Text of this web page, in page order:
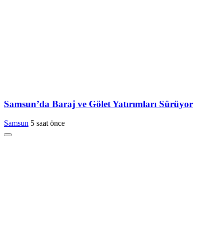
Samsun’da Baraj ve Gölet Yatırımları Sürüyor
Samsun 5 saat önce